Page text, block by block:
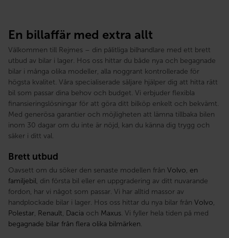
En billaffär med extra allt
Välkommen till Rejmes – din pålitliga bilhandlare med ett brett
utbud av bilar i lager. Hos oss hittar du både nya och begagnade
bilar i många olika modeller, alla noggrant kontrollerade för
högsta kvalitet. Våra specialiserade säljare hjälper dig att hitta rätt
bil som passar dina behov och budget. Vi erbjuder flexibla
finansieringslösningar för att göra ditt bilköp enkelt och bekvämt.
Med generösa garantier och möjligheten att lämna tillbaka bilen
inom 30 dagar om du inte är nöjd, kan du känna dig trygg och
säker i ditt val.
Brett utbud
Oavsett om du söker den senaste modellen från Volvo, en
familjebil, din första bil eller en uppgradering av ditt nuvarande
fordon, har vi något som passar. Vi har alltid massor av
handplockade bilar i lager. Hos oss hittar du nya bilar från Volvo,
Polestar, Renault, Dacia och Maxus. Vi fyller hela tiden på med
begagnade bilar från flera olika bilmärken.